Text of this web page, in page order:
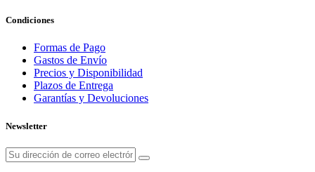
Condiciones
Formas de Pago
Gastos de Envío
Precios y Disponibilidad
Plazos de Entrega
Garantías y Devoluciones
Newsletter